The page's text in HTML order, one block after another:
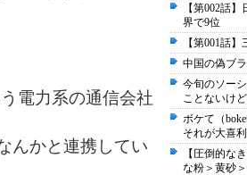
電力系の通信会社
んかと連携してい
【第002話
界で9位
【第001話
中国の偽ブ
今旬のソー
ことないけど
ボケて（
それが大喜利
【圧倒的な
な粉＞黄砂